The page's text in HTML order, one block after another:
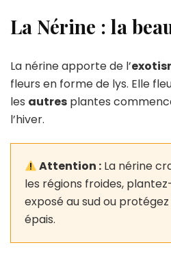
La Nérine : la
La nérine apporte de l’
fleurs en forme de lys. Elle
les autres plantes
l’hiver.
Attention : La nérine
les régions froides,
exposé au sud ou
épais.